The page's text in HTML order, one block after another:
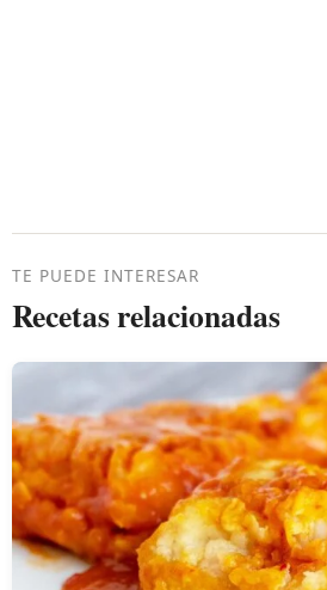
TE PUEDE INTERESAR
Recetas relacionadas